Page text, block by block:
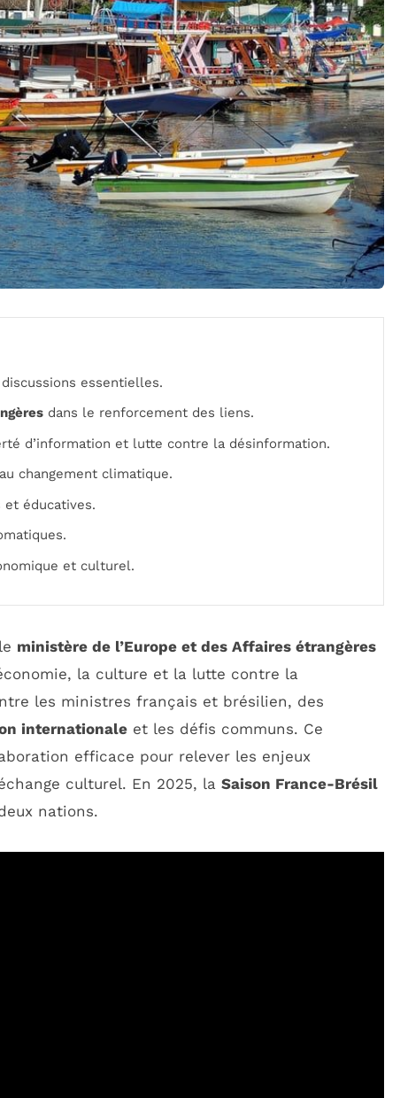
essentielles.
dans le renforcement des liens.
d’information et lutte contre la désinformation.
changement climatique.
éducatives.
et culturel.
ministère de l’Europe et des Affaires étrangères
la culture et la lutte contre la
les ministres français et brésilien, des
internationale et les défis communs. Ce
efficace pour relever les enjeux
culturel. En 2025, la Saison France-Brésil
nations.